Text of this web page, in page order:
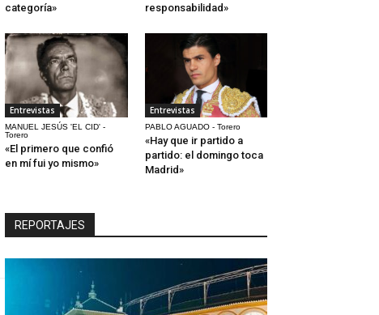
categoría»
responsabilidad»
Entrevistas
MANUEL JESÚS 'EL CID' -
Torero
«El primero que confió
en mí fui yo mismo»
Entrevistas
PABLO AGUADO - Torero
«Hay que ir partido a
partido: el domingo toca
Madrid»
REPORTAJES